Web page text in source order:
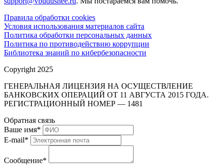
Правила обработки cookies
Условия использования материалов сайта
Политика обработки персональных данных
Политика по противодействию коррупции
Библиотека знаний по кибербезопасности
Copyright 2025
ГЕНЕРАЛЬНАЯ ЛИЦЕНЗИЯ НА ОСУЩЕСТВЛЕНИЕ
БАНКОВСКИХ ОПЕРАЦИЙ ОТ 11 АВГУСТА 2015 ГОДА.
РЕГИСТРАЦИОННЫЙ НОМЕР — 1481
Обратная связь
Ваше имя*
E-mail*
Сообщение*